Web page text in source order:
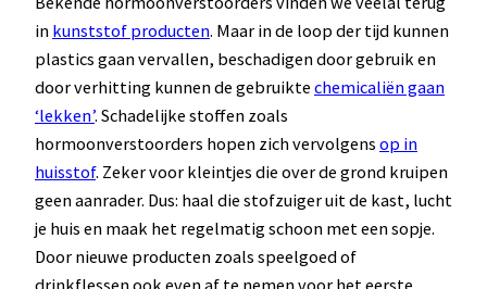
in kunststof producten. Maar in de loop der tijd kunnen
plastics gaan vervallen, beschadigen door gebruik en
door verhitting kunnen de gebruikte chemicaliën gaan
‘lekken’. Schadelijke stoffen zoals
hormoonverstoorders hopen zich vervolgens op in
huisstof. Zeker voor kleintjes die over de grond kruipen
geen aanrader. Dus: haal die stofzuiger uit de kast, lucht
je huis en maak het regelmatig schoon met een sopje.
Door nieuwe producten zoals speelgoed of
drinkflessen ook even af te nemen voor het eerste